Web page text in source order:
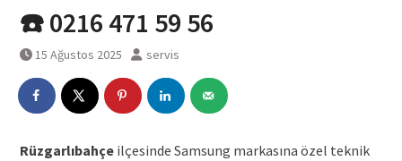
☎️ 0216 471 59 56
15 Ağustos 2025 servis
Rüzgarlıbahçeilçesinde Samsung markasına özel teknik